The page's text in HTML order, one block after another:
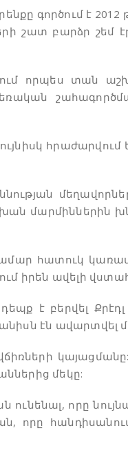
գործում է
շատ բարձր շեմ
որպես տան
հրաժարվում
հատուկ
իրեն ավելի
է բերվել
էն
մեկը:
որը
որը